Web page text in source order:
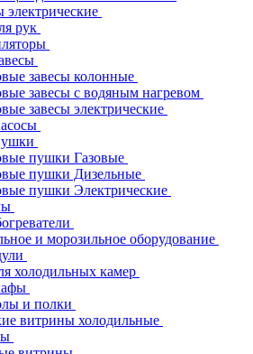
электрические
рук
завесы колонные
завесы с водяным нагревом
завесы электрические
пушки Газовые
пушки Дизельные
пушки Электрические
и морозильное оборудование
холодильных камер
и полки
витрины холодильные